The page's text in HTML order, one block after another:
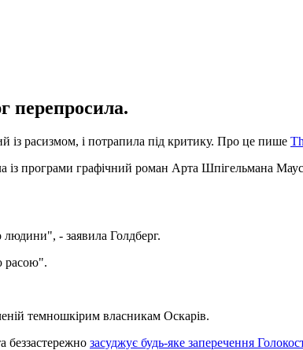
перепросила.
із расизмом, і потрапила під критику. Про це пише
із програми графічний роман Арта Шпігельмана
людини", - заявила Голдберг.
расою".
темношкірим власникам Оскарів.
беззастережно засуджує будь-яке заперечення